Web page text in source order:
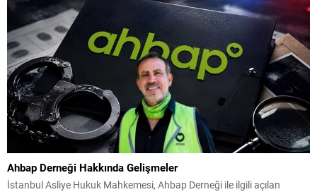
Ahbap Derneği Hakkında Gelişmeler
İstanbul Asliye Hukuk Mahkemesi, Ahbap Derneği ile ilgili açılan